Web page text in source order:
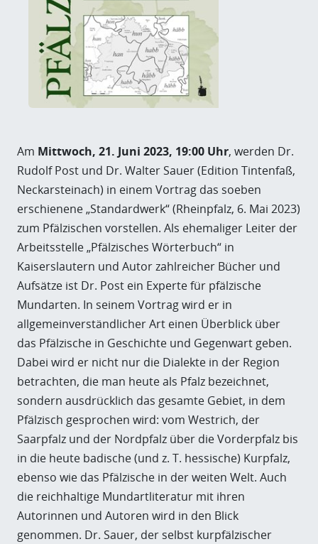
Am Mittwoch, 21. Juni 2023, 19:00 Uhr, werden Dr.
Rudolf Post und Dr. Walter Sauer (Edition Tintenfaß,
Neckarsteinach) in einem Vortrag das soeben
erschienene „Standardwerk“ (Rheinpfalz, 6. Mai 2023)
zum Pfälzischen vorstellen. Als ehemaliger Leiter der
Arbeitsstelle „Pfälzisches Wörterbuch“ in
Kaiserslautern und Autor zahlreicher Bücher und
Aufsätze ist Dr. Post ein Experte für pfälzische
Mundarten. In seinem Vortrag wird er in
allgemeinverständlicher Art einen Überblick über
das Pfälzische in Geschichte und Gegenwart geben.
Dabei wird er nicht nur die Dialekte in der Region
betrachten, die man heute als Pfalz bezeichnet,
sondern ausdrücklich das gesamte Gebiet, in dem
Pfälzisch gesprochen wird: vom Westrich, der
Saarpfalz und der Nordpfalz über die Vorderpfalz bis
in die heute badische (und z. T. hessische) Kurpfalz,
ebenso wie das Pfälzische in der weiten Welt. Auch
die reichhaltige Mundartliteratur mit ihren
Autorinnen und Autoren wird in den Blick
genommen. Dr. Sauer, der selbst kurpfälzischer